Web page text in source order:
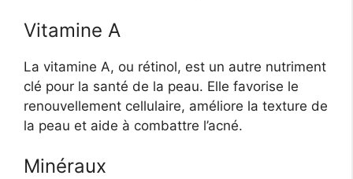
Vitamine A
La vitamine A, ou rétinol, est un autre nutriment
clé pour la santé de la peau. Elle favorise le
renouvellement cellulaire, améliore la texture de
la peau et aide à combattre l’acné.
Minéraux